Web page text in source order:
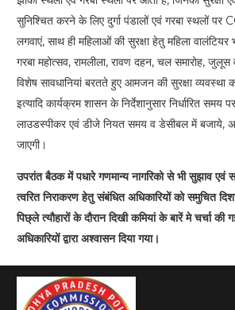
सुनिश्चित करने के लिए दुर्गा पंडालों एवं गरबा स्थलों पर
लगवाएं, साथ ही महिलाओं की सुरक्षा हेतु महिला वालंटियर
गरबा महोत्सव, रामलीला, रावण दहन, चल समारोह, जुलूस
विशेष सावधानियां बरतते हुए आमजन की सुरक्षा व्यवस्था
इत्यादि कार्यक्रम शासन के निर्देशानुसार निर्धारित समय
लाउडस्पीकर एवं डीजे नियत समय व डेसीबल में बजाये,
जाएगी।
उपरांत बैठक में पधारे गणमान्य नागरिको से भी सुझाव एवं
त्वरित निराकरण हेतु संबंधित अधिकारियों को समुचित
पिछ्ले त्यौहारों के दौरान दिखी कमियां के बारें मे चर्चा
अधिकारियों द्वारा अश्वासन दिया गया।